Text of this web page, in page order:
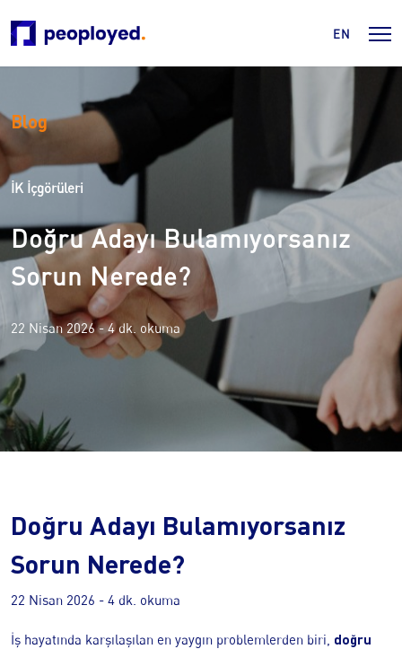
EN
Blog
İK İçgörüleri
Doğru Adayı Bulamıyorsanız
Sorun Nerede?
22 Nisan 2026 - 4 dk. okuma
Doğru Adayı Bulamıyorsanız
Sorun Nerede?
22 Nisan 2026 - 4 dk. okuma
İş hayatında karşılaşılan en yaygın problemlerden biri, doğru